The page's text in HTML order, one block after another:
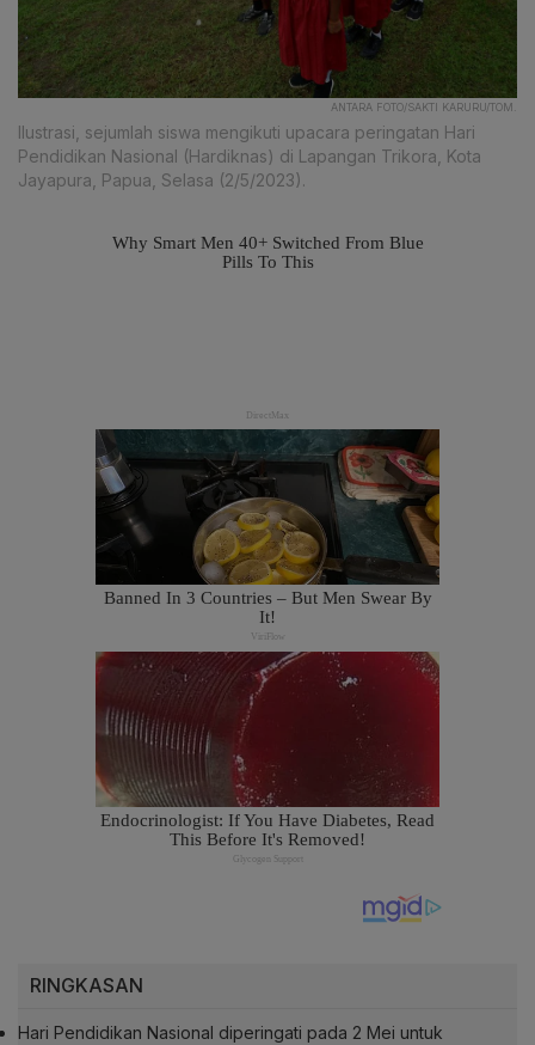
ANTARA FOTO/SAKTI KARURU/TOM.
Ilustrasi, sejumlah siswa mengikuti upacara peringatan Hari
Pendidikan Nasional (Hardiknas) di Lapangan Trikora, Kota
Jayapura, Papua, Selasa (2/5/2023).
RINGKASAN
Hari Pendidikan Nasional diperingati pada 2 Mei untuk